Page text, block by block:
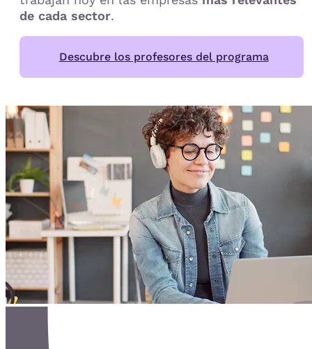
de cada sector.
Descubre los profesores del programa